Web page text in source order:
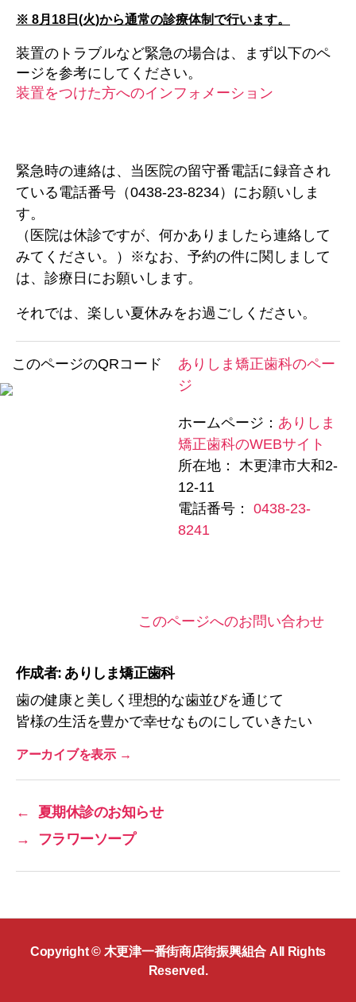
※ 8月18日(火)から通常の診療体制で行います。
装置のトラブルなど緊急の場合は、まず以下のペ
ージを参考にしてください。
装置をつけた方へのインフォメーション
緊急時の連絡は、当医院の留守番電話に録音され
ている電話番号（0438-23-8234）にお願いしま
す。
（医院は休診ですが、何かありましたら連絡して
みてください。）※なお、予約の件に関しまして
は、診療日にお願いします。
それでは、楽しい夏休みをお過ごしください。
このページのQRコード
ありしま矯正歯科のペー
ジ
ホームページ： ありしま
矯正歯科のWEBサイト
所在地： 木更津市大和2-
12-11
電話番号： 0438-23-
8241
このページへのお問い合わせ
作成者: ありしま矯正歯科
歯の健康と美しく理想的な歯並びを通じて
皆様の生活を豊かで幸せなものにしていきたい
アーカイブを表示 →
←
夏期休診のお知らせ
→
フラワーソープ
Copyright © 木更津一番街商店街振興組合 All Rights
Reserved.